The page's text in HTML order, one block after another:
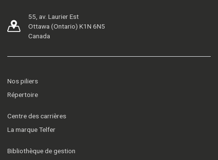
55, av. Laurier Est
Ottawa (Ontario) K1N 6N5
Canada
Nos piliers
Répertoire
Centre des carrières
La marque Telfer
Bibliothèque de gestion